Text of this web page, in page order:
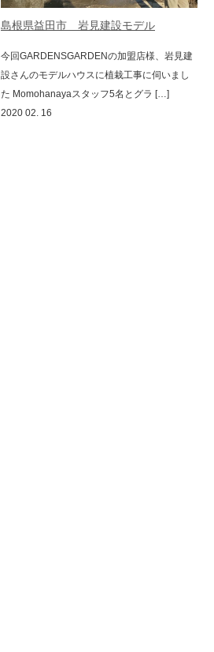
島根県益田市 岩見建設モデル
今回GARDENSGARDENの加盟店様、岩見建
設さんのモデルハウスに植栽工事に伺いまし
た Momohanayaスタッフ5名とグラ […]
2020 02. 16